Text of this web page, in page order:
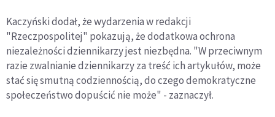
Kaczyński dodał, że wydarzenia w redakcji
"Rzeczpospolitej" pokazują, że dodatkowa ochrona
niezależności dziennikarzy jest niezbędna. "W przeciwnym
razie zwalnianie dziennikarzy za treść ich artykułów, może
stać się smutną codziennością, do czego demokratyczne
społeczeństwo dopuścić nie może" - zaznaczył.